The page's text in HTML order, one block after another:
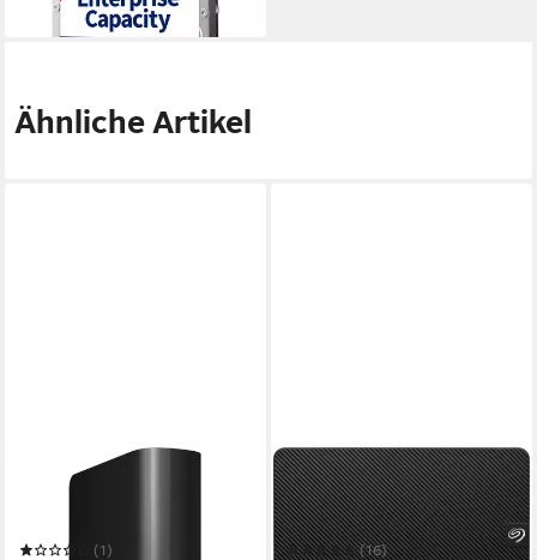
in 2-3 Werktagen bei dir
Ähnliche Artikel
WESTERN DIGITAL
Festplatte(1)
SEAGATE
Expansion Desktop externe
HDD-Festplatte
(16)